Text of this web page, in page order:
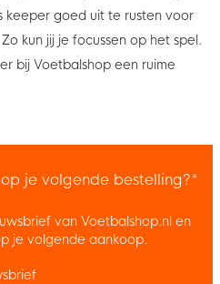
keeper goed uit te rusten voor
kun jij je focussen op het spel.
bij Voetbalshop een ruime
je volgende bestelling?*
van Voetbalshop.nl en
je volgende aankoop.